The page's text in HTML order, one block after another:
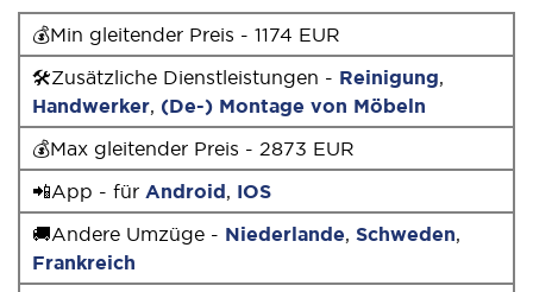
💰Min gleitender Preis - 1174 EUR
🛠Zusätzliche Dienstleistungen - Reinigung,
Handwerker, (De-) Montage von Möbeln
💰Max gleitender Preis - 2873 EUR
📲App - für Android, IOS
🚚Andere Umzüge - Niederlande, Schweden,
Frankreich